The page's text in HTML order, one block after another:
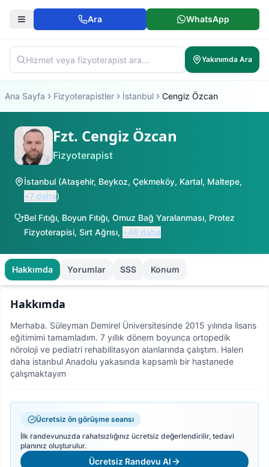
Ara WhatsApp
Yakınımda Ara
Ana Sayfa Fizyoterapistler İstanbul Cengiz Özcan
Fzt. Cengiz Özcan
Fizyoterapist
İstanbul (Ataşehir, Beykoz, Çekmeköy, Kartal, Maltepe,
+7 daha)
Bel Fıtığı, Boyun Fıtığı, Omuz Bağ Yaralanması, Protez
Fizyoterapisi, Sırt Ağrısı, +48 daha
Hakkımda Yorumlar SSS Konum
Hakkımda
Merhaba. Süleyman Demirel Üniversitesinde 2015 yılında lisans
eğitimimi tamamladım. 7 yıllık dönem boyunca ortopedik
nöroloji ve pediatri rehabilitasyon alanlarında çalıştım. Halen
daha istanbul Anadolu yakasında kapsamlı bir hastanede
çalışmaktayım
Ücretsiz ön görüşme seansı
İlk randevunuzda rahatsızlığınız ücretsiz değerlendirilir, tedavi
planınız oluşturulur.
Ücretsiz Randevu Al